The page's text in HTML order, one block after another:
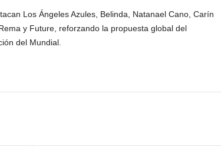
Los Ángeles Azules, Belinda, Natanael Cano, Carín
y Future, reforzando la propuesta global del
del Mundial.